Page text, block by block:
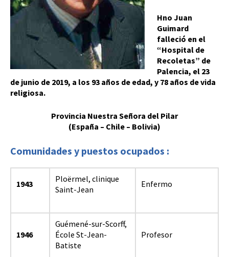
Hno Juan
Guimard
falleció en el
“Hospital de
Recoletas” de
Palencia, el 23
de junio de 2019, a los 93 años de edad, y 78 años de vida
religiosa.
Provincia Nuestra Señora del Pilar
(España – Chile – Bolivia)
Comunidades y puestos ocupados :
1943
Ploërmel, clinique
Saint-Jean
Enfermo
1946
Guémené-sur-Scorff,
École St-Jean-
Batiste
Profesor